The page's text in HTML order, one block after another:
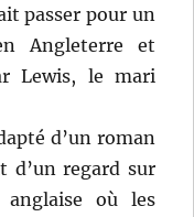
passer pour un
Angleterre et
Lewis, le mari
d’un roman
d’un regard sur
anglaise où les